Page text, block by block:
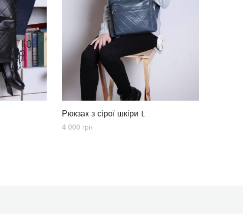
Рюкзак з сірої шкіри L
4 000 грн